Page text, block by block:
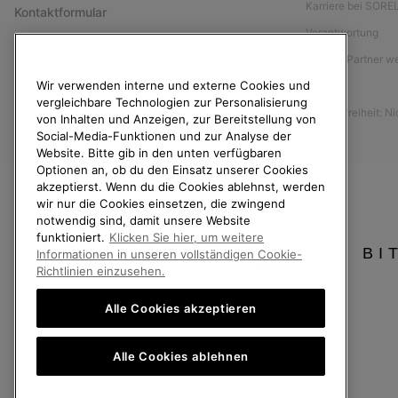
Kontaktformular
Größentabelle
Rücksendungen
Vom Kaufvertrag zurücktreten
Bestellstatus
Versand
Zahlung
Häufig gestellte Fragen
Karriere bei SOREL
Verantwortung
Affiliate Partner
Presse
Barrierefreiheit:
Deutschland
SOREL. Alle Rechte vorbehalten.
Wir verwenden interne und externe Cookies und
vergleichbare Technologien zur Personalisierung
von Inhalten und Anzeigen, zur Bereitstellung von
Social-Media-Funktionen und zur Analyse der
Website. Bitte gib in den unten verfügbaren
Optionen an, ob du den Einsatz unserer Cookies
akzeptierst. Wenn du die Cookies ablehnst, werden
wir nur die Cookies einsetzen, die zwingend
notwendig sind, damit unsere Website
funktioniert. Klicken Sie hier, um weitere
Informationen in unseren vollständigen Cookie-
Richtlinien einzusehen.
Alle Cookies akzeptieren
Alle Cookies ablehnen